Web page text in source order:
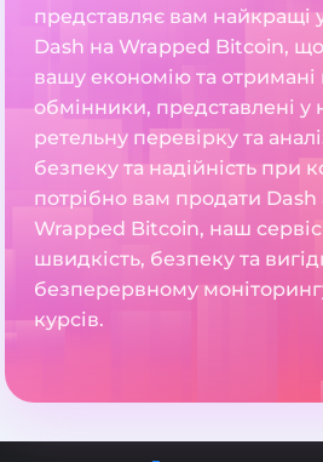
представляє вам найкращі
Dash на Wrapped Bitcoin,
вашу економію та отримані
обмінники, представлені
ретельну перевірку та
безпеку та надійність при
потрібно вам продати Dash
Wrapped Bitcoin, наш
швидкість, безпеку та
безперервному
курсів.